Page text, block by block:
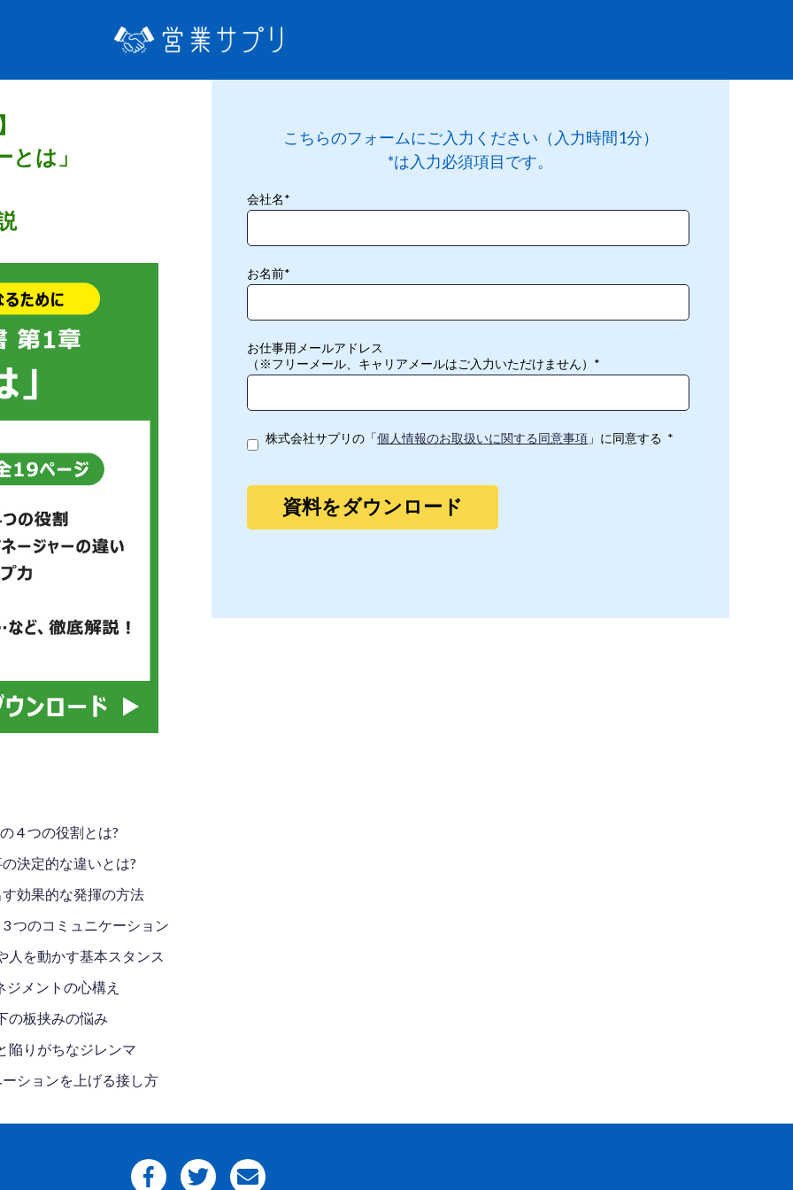
は」
4 つの役割とは?
決定的な違いとは?
効果的な発揮の方法
つのコミュニケーション
人を動かす基本スタンス
メントの心構え
の板挟みの悩み
陥りがちなジレンマ
ションを上げる接し方
こちらのフォームにご入力ください（入力時間1分）
*は入力必須項目です。
会社名*
お名前*
お仕事用メールアドレス
（※フリーメール、キャリアメールはご入力いただけません） *
株式会社サプリの「個人情報のお取扱いに関する同意事項 」に同意する *